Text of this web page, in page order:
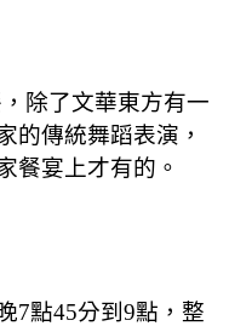
除了文華東方有一
的傳統舞蹈表演，
餐宴上才有的。
7點45分到9點，整